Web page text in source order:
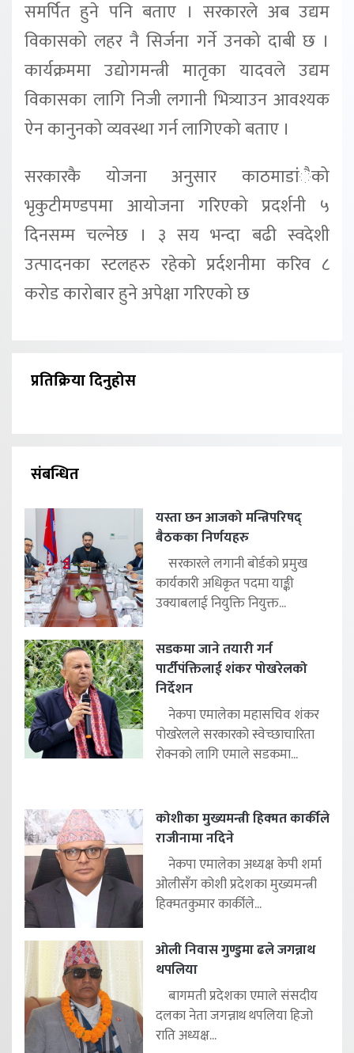
समर्पित हुने पनि बताए । सरकारले अब उद्यम
विकासको लहर नै सिर्जना गर्ने उनको दाबी छ ।
कार्यक्रममा उद्योगमन्त्री मातृका यादवले उद्यम
विकासका लागि निजी लगानी भित्र्याउन आवश्यक
ऐन कानुनको व्यवस्था गर्न लागिएको बताए ।
सरकारकै योजना अनुसार काठमाडांंैको
भृकुटीमण्डपमा आयोजना गरिएको प्रदर्शनी ५
दिनसम्म चल्नेछ । ३ सय भन्दा बढी स्वदेशी
उत्पादनका स्टलहरु रहेको प्रर्दशनीमा करिव ८
करोड कारोबार हुने अपेक्षा गरिएको छ
प्रतिक्रिया दिनुहोस
संबन्धित
यस्ता छन आजको मन्त्रिपरिषद्
बैठकका निर्णयहरु
सरकारले लगानी बोर्डको प्रमुख
कार्यकारी अधिकृत पदमा याङ्की
उक्याबलाई नियुक्ति नियुक्त...
सडकमा जाने तयारी गर्न
पार्टीपंक्तिलाई शंकर पोखरेलको
निर्देशन
नेकपा एमालेका महासचिव शंकर
पोखरेलले सरकारको स्वेच्छाचारिता
रोक्नको लागि एमाले सडकमा...
कोशीका मुख्यमन्त्री हिक्मत कार्कीले
राजीनामा नदिने
नेकपा एमालेका अध्यक्ष केपी शर्मा
ओलीसँग कोशी प्रदेशका मुख्यमन्त्री
हिक्मतकुमार कार्कीले...
ओली निवास गुण्डुमा ढले जगन्नाथ
थपलिया
बागमती प्रदेशका एमाले संसदीय
दलका नेता जगन्नाथ थपलिया हिजो
राति अध्यक्ष...